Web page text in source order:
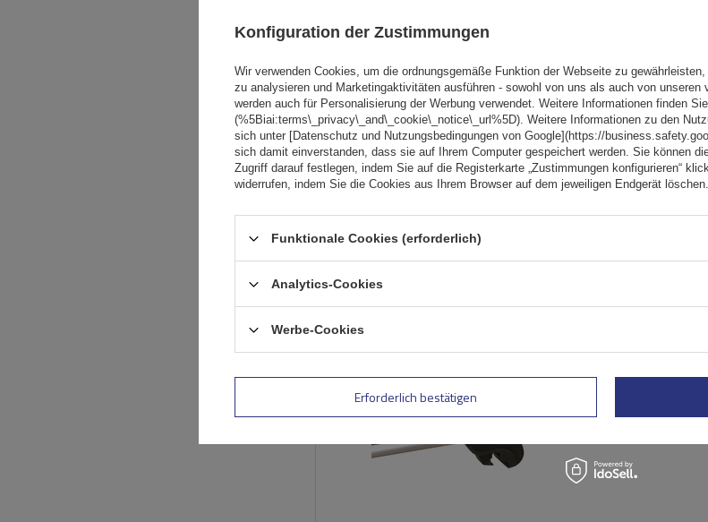
Konfiguration der Zustimmungen
Wir verwenden Cookies, um die ordnungsgemäße Funktion der Webseite zu
zu analysieren und Marketingaktivitäten ausführen - sowohl von uns als auch von unseren
werden auch für Personalisierung der Werbung verwendet. Weitere Informationen finden
(%5Biai:terms\_privacy\_and\_cookie\_notice\_url%5D). Weitere Informationen zu den
sich unter [Datenschutz und Nutzungsbedingungen von Google](https://
sich damit einverstanden, dass sie auf Ihrem Computer gespeichert werden. Sie können
Zugriff darauf festlegen, indem Sie auf die Registerkarte „Zustimmungen konfigurieren“
widerrufen, indem Sie die Cookies aus Ihrem Browser auf dem jeweiligen Endgerät löschen.
Funktionale Cookies (erforderlich)
Analytics-Cookies
Werbe-Cookies
Erforderlich bestätigen